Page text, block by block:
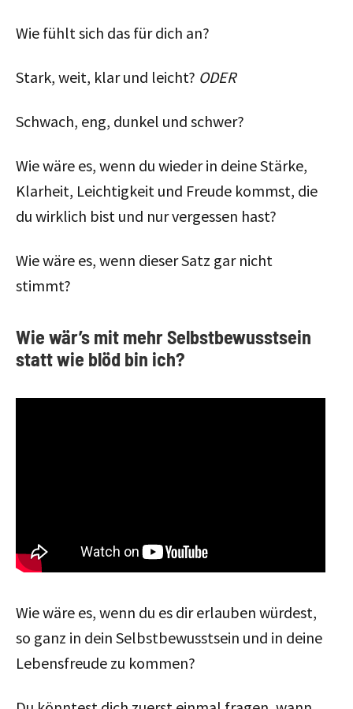
Wie fühlt sich das für dich an?
Stark, weit, klar und leicht? ODER
Schwach, eng, dunkel und schwer?
Wie wäre es, wenn du wieder in deine Stärke,
Klarheit, Leichtigkeit und Freude kommst, die
du wirklich bist und nur vergessen hast?
Wie wäre es, wenn dieser Satz gar nicht
stimmt?
Wie wär’s mit mehr Selbstbewusstsein
statt wie blöd bin ich?
Wie wäre es, wenn du es dir erlauben würdest,
so ganz in dein Selbstbewusstsein und in deine
Lebensfreude zu kommen?